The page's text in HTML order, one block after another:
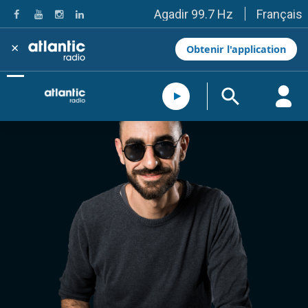
Agadir 99.7 Hz
Tanger 103.3 Hz
Tétouan 87.8 Hz
Fès 98.8 Hz
Meknès 97.2 Hz
El Jadida 97.3
Settat 104,6
Essaouira 96.6
Safi 92.3
Taza 103.0
Taounate 95.6
Tiznit 103.1
SkhourRhamna 92.2
Taroudant 104.9
Guelmim 91.9
Tan-Tan 95.2
Tafraout 104.9
Casablanca 92.5 Hz
Rabat, Salé 106.9 Hz
Marrakech 90.5 Hz
Français
× Obtenir l'application